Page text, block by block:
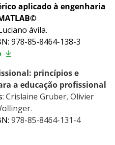
aplicado à engenharia
ávila.
978-85-8464-138-3
princípios e
a educação profissional
Crislaine Gruber, Olivier
978-85-8464-131-4